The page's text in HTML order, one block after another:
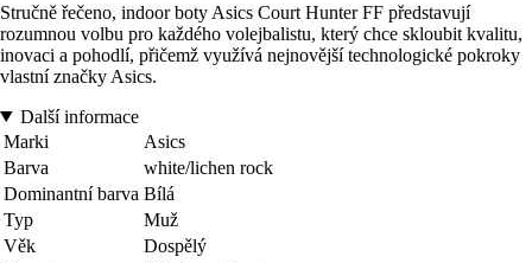
Stručně řečeno, indoor boty Asics Court Hunter FF představují
rozumnou volbu pro každého volejbalistu, který chce skloubit kvalitu,
inovaci a pohodlí, přičemž využívá nejnovější technologické pokroky
vlastní značky Asics.
Další informace
Marki
Asics
Barva
white/lichen rock
Dominantní barva Bílá
Typ
Muž
Věk
Dospělý